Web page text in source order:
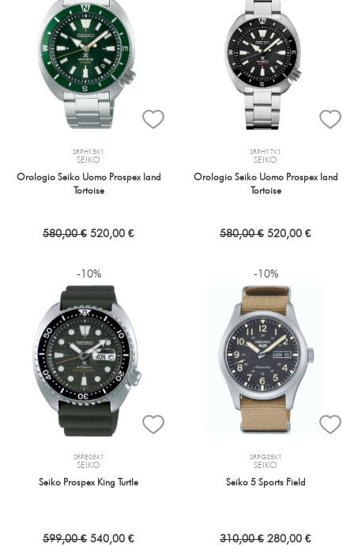
SRPH15K1
SEIKO
Orologio Seiko Uomo Prospex land
Tortoise
580,00 € 520,00 €
SRPH17K1
SEIKO
Orologio Seiko Uomo Prospex land
Tortoise
580,00 € 520,00 €
-10%
SRPE05K1
SEIKO
Seiko Prospex King Turtle
599,00 € 540,00 €
-10%
SRPG35K1
SEIKO
Seiko 5 Sports Field
310,00 € 280,00 €